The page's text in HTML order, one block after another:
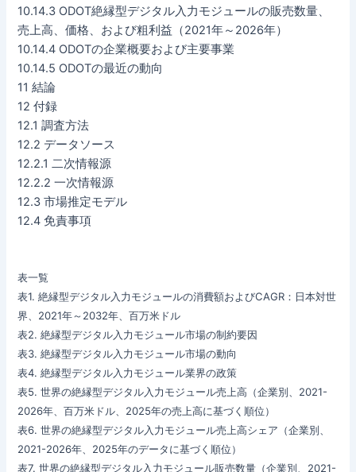
10.14.3 ODOT絶縁型デジタル入力モジュールの販売数量、
売上高、価格、および粗利益（2021年～2026年）
10.14.4 ODOTの企業概要および主要事業
10.14.5 ODOTの最近の動向
11 結論
12 付録
12.1 調査方法
12.2 データソース
12.2.1 二次情報源
12.2.2 一次情報源
12.3 市場推定モデル
12.4 免責事項
表一覧
表1. 絶縁型デジタル入力モジュールの消費額およびCAGR：日本対世
界、2021年～2032年、百万米ドル
表2. 絶縁型デジタル入力モジュール市場の制約要因
表3. 絶縁型デジタル入力モジュール市場の動向
表4. 絶縁型デジタル入力モジュール業界の政策
表5. 世界の絶縁型デジタル入力モジュール売上高（企業別、2021-
2026年、百万米ドル、2025年の売上高に基づく順位）
表6. 世界の絶縁型デジタル入力モジュール売上高シェア（企業別、
2021-2026年、2025年のデータに基づく順位）
表7. 世界の絶縁型デジタル入力モジュール販売数量（企業別、2021-